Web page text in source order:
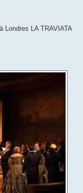
Londres LA TRAVIATA